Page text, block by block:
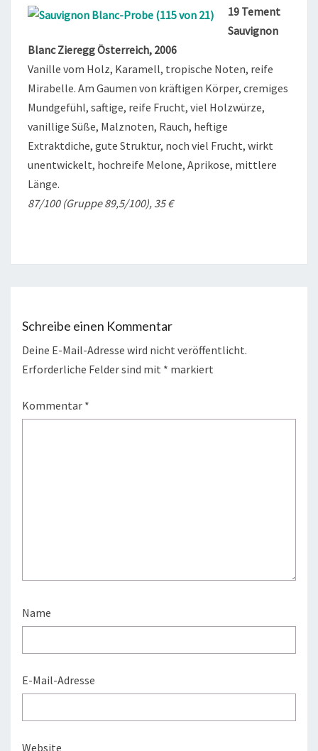
19 Tement
Sauvignon
Blanc Zieregg Österreich, 2006
Vanille vom Holz, Karamell, tropische Noten, reife
Mirabelle. Am Gaumen von kräftigen Körper, cremiges
Mundgefühl, saftige, reife Frucht, viel Holzwürze,
vanillige Süße, Malznoten, Rauch, heftige
Extraktdiche, gute Struktur, noch viel Frucht, wirkt
unentwickelt, hochreife Melone, Aprikose, mittlere
Länge.
87/100 (Gruppe 89,5/100), 35 €
Schreibe einen Kommentar
Deine E-Mail-Adresse wird nicht veröffentlicht.
Erforderliche Felder sind mit * markiert
Kommentar *
Name
E-Mail-Adresse
Website